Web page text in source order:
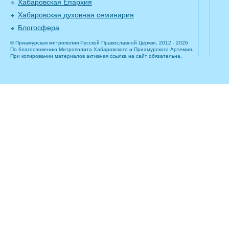
Хабаровская Епархия
Хабаровская духовная семинария
Блогосфера
© Приамурская митрополия Русской Православной Церкви, 2012 - 2026
По благословению Митрополита Хабаровского и Приамурского Артемия.
При копировании материалов активная ссылка на сайт обязательна.